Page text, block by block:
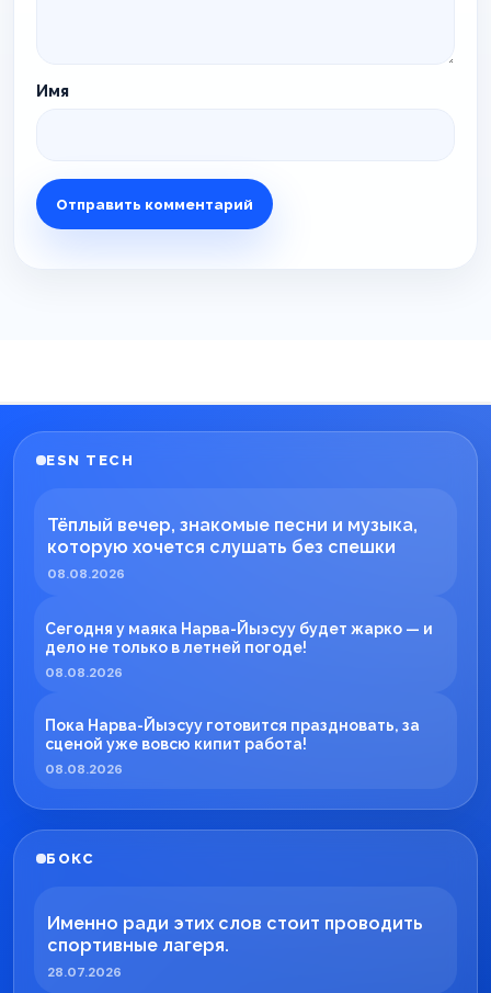
Имя
ESN TECH
Тёплый вечер, знакомые песни и музыка,
которую хочется слушать без спешки
08.08.2026
Сегодня у маяка Нарва-Йыэсуу будет жарко — и
дело не только в летней погоде!
08.08.2026
Пока Нарва-Йыэсуу готовится праздновать, за
сценой уже вовсю кипит работа!
08.08.2026
БОКС
Именно ради этих слов стоит проводить
спортивные лагеря.
28.07.2026